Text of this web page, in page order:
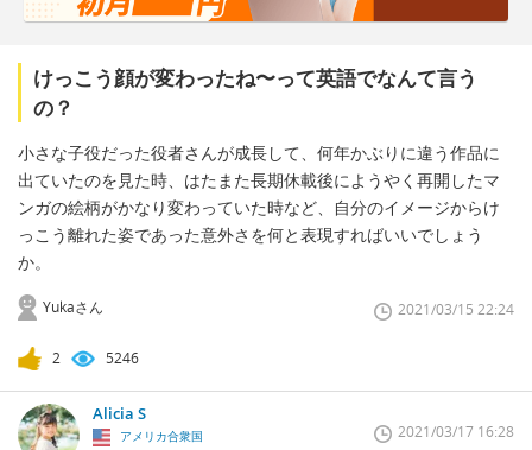
けっこう顔が変わったね〜って英語でなんて言う
の？
小さな子役だった役者さんが成長して、何年かぶりに違う作品に
出ていたのを見た時、はたまた長期休載後にようやく再開したマ
ンガの絵柄がかなり変わっていた時など、自分のイメージからけ
っこう離れた姿であった意外さを何と表現すればいいでしょう
か。
Yukaさん 2021/03/15 22:24
2 5246
Alicia S
アメリカ合衆国 2021/03/17 16:28